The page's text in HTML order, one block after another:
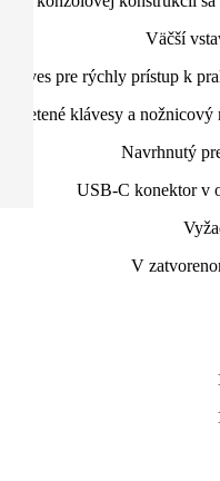
Väčší
kláves pre rýchly prístup k
klávesy a
Navrhnutý
USB-C konektor v
V